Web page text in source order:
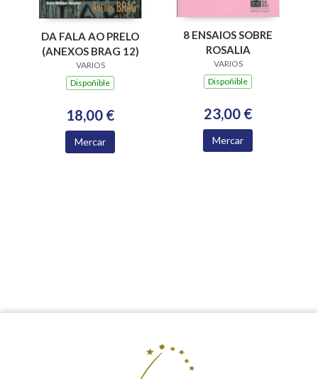
DA FALA AO PRELO
(ANEXOS BRAG 12)
VARIOS
Dispoñible
18,00 €
Mercar
8 ENSAIOS SOBRE
ROSALIA
VARIOS
Dispoñible
23,00 €
Mercar